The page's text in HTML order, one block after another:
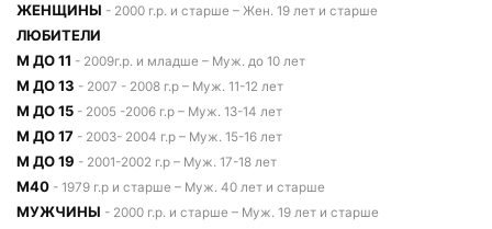
ЖЕНЩИНЫ - 2000 г.р. и старше – Жен. 19 лет и старше
ЛЮБИТЕЛИ
М ДО 11 - 2009г.р. и младше – Муж. до 10 лет
М ДО 13 - 2007 - 2008 г.р – Муж. 11-12 лет
М ДО 15 - 2005 -2006 г.р – Муж. 13-14 лет
М ДО 17 - 2003- 2004 г.р – Муж. 15-16 лет
М ДО 19 - 2001-2002 г.р – Муж. 17-18 лет
М40 - 1979 г.р и старше – Муж. 40 лет и старше
МУЖЧИНЫ - 2000 г.р. и старше – Муж. 19 лет и старше